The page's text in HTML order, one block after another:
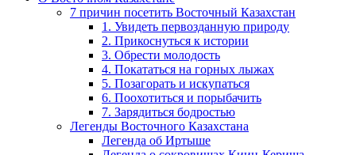
7 причин посетить Восточный Казахстан
1. Увидеть первозданную природу
2. Прикоснуться к истории
3. Обрести молодость
4. Покататься на горных лыжах
5. Позагорать и искупаться
6. Поохотиться и порыбачить
7. Зарядиться бодростью
Легенды Восточного Казахстана
Легенда об Иртыше